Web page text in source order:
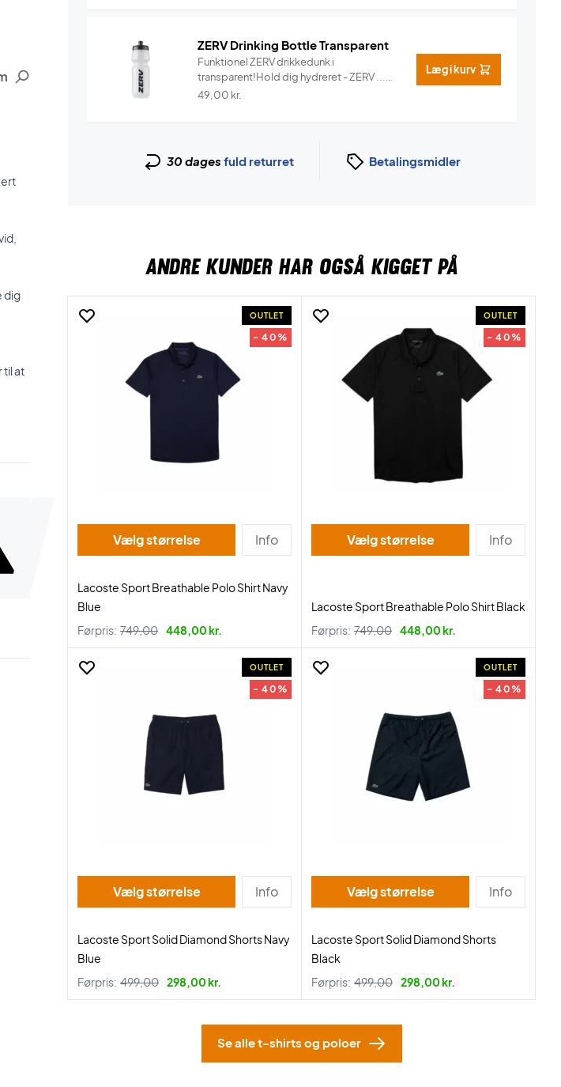
dig
til at
ZERV Drinking Bottle Transparent
Funktionel ZERV drikkedunk i
transparent!Hold dig hydreret - ZERV ...
Info
49,00 kr.
Læg i kurv
30 dages fuld returret Betalingsmidler
ANDRE KUNDER HAR OGSÅ KIGGET PÅ
OUTLET
- 40%
Vælg størrelse Info
Lacoste Sport Breathable Polo Shirt Navy
Blue
Førpris: 749,00 448,00 kr.
OUTLET
- 40%
Vælg størrelse Info
Lacoste Sport Breathable Polo Shirt Black
Førpris: 749,00 448,00 kr.
OUTLET
- 40%
Vælg størrelse Info
Lacoste Sport Solid Diamond Shorts Navy
Blue
Førpris: 499,00 298,00 kr.
OUTLET
- 40%
Vælg størrelse Info
Lacoste Sport Solid Diamond Shorts
Black
Førpris: 499,00 298,00 kr.
Se alle t-shirts og poloer